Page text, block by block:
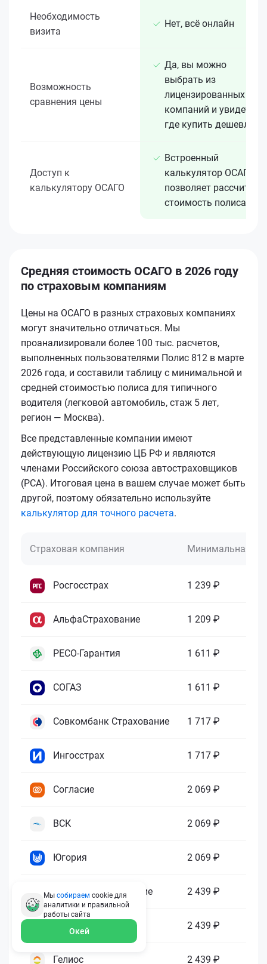
Необходимость
визита
Нет, всё онлайн
Возможность
сравнения цены
Да, вы можно
выбрать из
лицензированных 15+
компаний и увидеть,
где купить дешевле
Доступ к
калькулятору ОСАГО
Встроенный
калькулятор ОСАГО
позволяет рассчитать
стоимость полиса
Средняя стоимость ОСАГО в 2026 году
по страховым компаниям
Цены на ОСАГО в разных страховых компаниях
могут значительно отличаться. Мы
проанализировали более 100 тыс. расчетов,
выполненных пользователями Полис 812 в марте
2026 года, и составили таблицу с минимальной и
средней стоимостью полиса для типичного
водителя (легковой автомобиль, стаж 5 лет,
регион — Москва).
Все представленные компании имеют
действующую лицензию ЦБ РФ и являются
членами Российского союза автостраховщиков
(РСА). Итоговая цена в вашем случае может быть
другой, поэтому обязательно используйте
калькулятор для точного расчета.
Страховая компания Минимальная
Росгосстрах 1 239 ₽
АльфаСтрахование 1 209 ₽
РЕСО-Гарантия 1 611 ₽
СОГАЗ 1 611 ₽
Совкомбанк Страхование 1 717 ₽
Ингосстрах 1 717 ₽
Согласие 2 069 ₽
ВСК 2 069 ₽
Югория 2 069 ₽
Абсолют Страхование 2 439 ₽
2 439 ₽
Гелиос 2 439 ₽
Мы собираем cookie для
аналитики и правильной
работы сайта
Окей